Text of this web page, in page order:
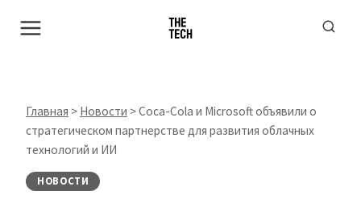
Главная > Новости >Coca-Cola и Microsoft объявили о
стратегическом партнерстве для развития облачных
технологий и ИИ
НОВОСТИ